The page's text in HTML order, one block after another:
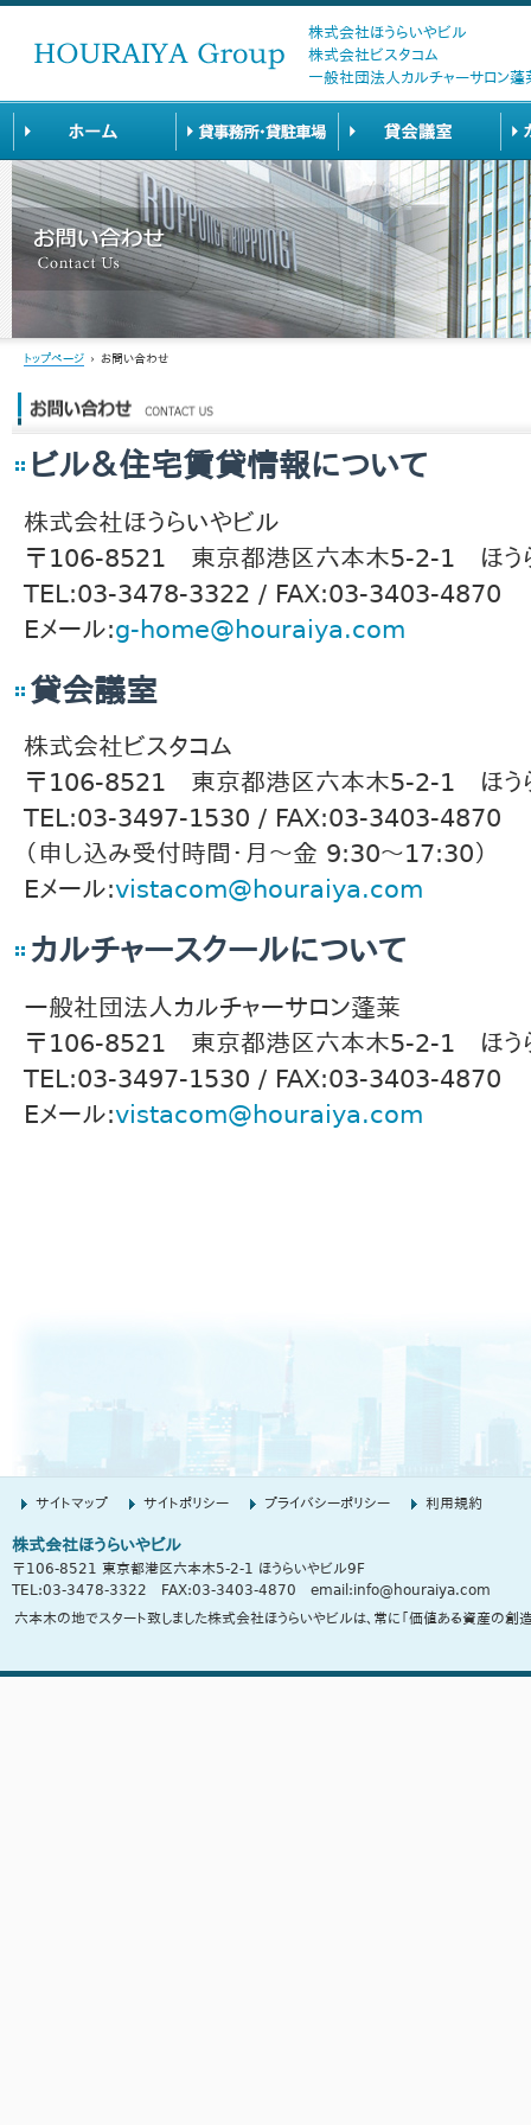
株式会社ほうらいやビル
株式会社ビスタコム
一般社団法人カルチャーサロン蓬
トップページ › お問い合わせ
ビル＆住宅賃貸情報について
株式会社ほうらいやビル
〒106-8521 東京都港区六本木5-2-1 ほう
TEL:03-3478-3322 / FAX:03-3403-4870
Eメール:g-home@houraiya.com
貸会議室
株式会社ビスタコム
〒106-8521 東京都港区六本木5-2-1 ほう
TEL:03-3497-1530 / FAX:03-3403-4870
（申し込み受付時間・月～金 9:30～17:30）
Eメール:vistacom@houraiya.com
カルチャースクールについて
一般社団法人カルチャーサロン蓬莱
〒106-8521 東京都港区六本木5-2-1 ほう
TEL:03-3497-1530 / FAX:03-3403-4870
Eメール:vistacom@houraiya.com
サイトマップ サイトポリシー プライバシーポリシー 利用規約
株式会社ほうらいやビル
〒106-8521 東京都港区六本木5-2-1 ほうらいやビル9F
TEL:03-3478-3322
FAX:03-3403-4870 email:info@houraiya.com
六本木の地でスタート致しました株式会社ほうらいやビルは、常に「価値ある資産の創